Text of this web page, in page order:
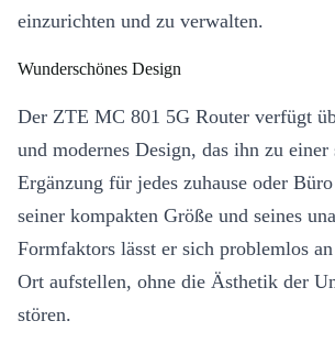
einzurichten und zu verwalten.
Wunderschönes Design
Der ZTE MC 801 5G Router verfügt
und modernes Design, das ihn zu
Ergänzung für jedes zuhause oder
seiner kompakten Größe und seines
Formfaktors lässt er sich problemlos
Ort aufstellen, ohne die Ästhetik der
stören.